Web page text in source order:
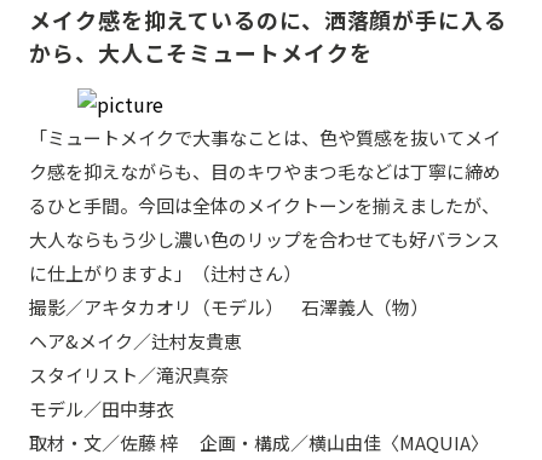
メイク感を抑えているのに、洒落顔が手に入る
から、大人こそミュートメイクを
「ミュートメイクで大事なことは、色や質感を抜いてメイ
ク感を抑えながらも、目のキワやまつ毛などは丁寧に締め
るひと手間。今回は全体のメイクトーンを揃えましたが、
大人ならもう少し濃い色のリップを合わせても好バランス
に仕上がりますよ」（辻村さん）
撮影／アキタカオリ（モデル） 石澤義人（物）
ヘア&メイク／辻村友貴恵
スタイリスト／滝沢真奈
モデル／田中芽衣
取材・文／佐藤 梓 企画・構成／横山由佳〈MAQUIA〉